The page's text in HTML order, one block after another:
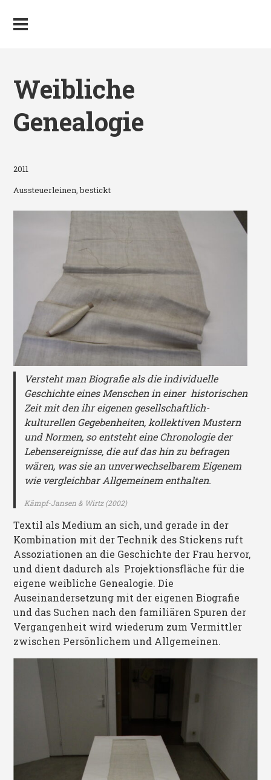
Weibliche
Genealogie
2011
Aussteuerleinen, bestickt
Versteht man Biografie als die individuelle
Geschichte eines Menschen in einer historischen
Zeit mit den ihr eigenen gesellschaftlich-
kulturellen Gegebenheiten, kollektiven Mustern
und Normen, so entsteht eine Chronologie der
Lebensereignisse, die auf das hin zu befragen
wären, was sie an unverwechselbarem Eigenem
wie vergleichbar Allgemeinem enthalten.
Kämpf-Jansen & Wirtz (2002)
Textil als Medium an sich, und gerade in der
Kombination mit der Technik des Stickens ruft
Assoziationen an die Geschichte der Frau hervor,
und dient dadurch als Projektionsfläche für die
eigene weibliche Genealogie. Die
Auseinandersetzung mit der eigenen Biografie
und das Suchen nach den familiären Spuren der
Vergangenheit wird wiederum zum Vermittler
zwischen Persönlichem und Allgemeinen.